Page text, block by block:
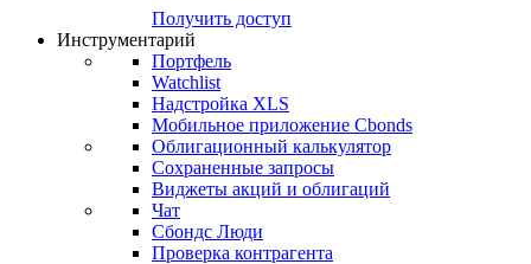
Получить доступ
Инструментарий
Портфель
Watchlist
Надстройка XLS
Мобильное приложение Cbonds
Облигационный калькулятор
Сохраненные запросы
Виджеты акций и облигаций
Чат
Сбондс Люди
Проверка контрагента